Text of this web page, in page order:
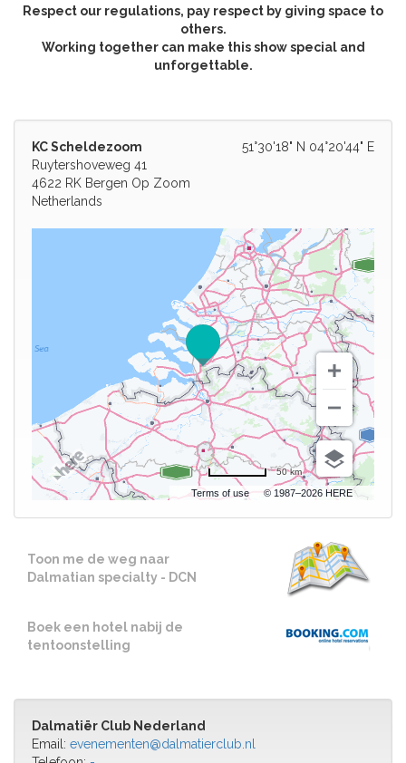
Respect our regulations, pay respect by giving space to
others.
Working together can make this show special and
unforgettable.
51°30'18" N 04°20'44" E
KC Scheldezoom
Ruytershoveweg 41
4622 RK Bergen Op Zoom
Netherlands
Terms of use © 1987–2026 HERE
50 km
Toon me de weg naar
Dalmatian specialty - DCN
Boek een hotel nabij de
tentoonstelling
Dalmatiër Club Nederland
Email: evenementen@dalmatierclub.nl